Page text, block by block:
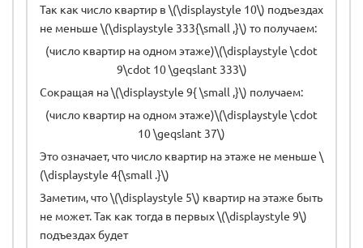
Так как число квартир в \(\displaystyle 10\) подъездах
не меньше \(\displaystyle 333{\small ,}\) то получаем:
(число квартир на одном этаже)\(\displaystyle \cdot
9\cdot 10 \geqslant 333\)
Сокращая на \(\displaystyle 9{ \small ,}\) получаем:
(число квартир на одном этаже)\(\displaystyle \cdot
10 \geqslant 37\)
Это означает, что число квартир на этаже не меньше \
(\displaystyle 4{\small .}\)
Заметим, что \(\displaystyle 5\) квартир на этаже быть
не может. Так как тогда в первых \(\displaystyle 9\)
подъездах будет